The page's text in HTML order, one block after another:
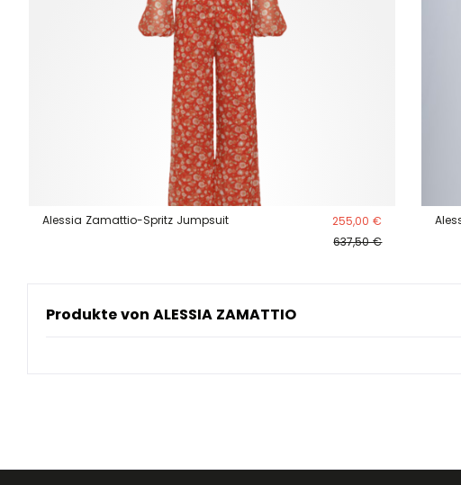
Alessia Zamattio-Spritz Jumpsuit
255,00 €
637,50 €
Produkte von ALESSIA ZAMATTIO